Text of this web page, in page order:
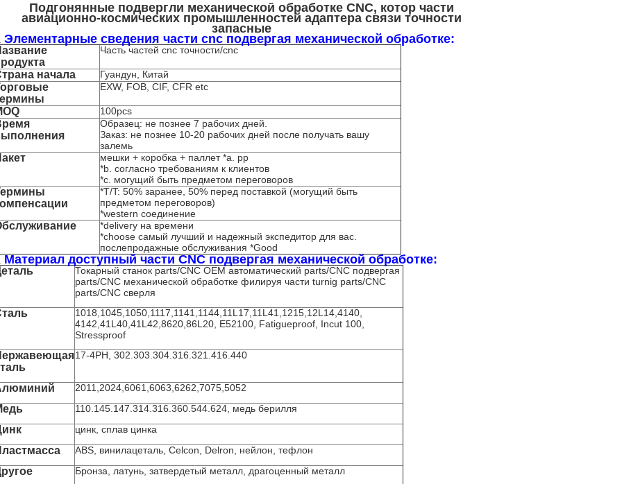
Подгонянные подвергли механической обработке CNC, котор части
авиационно-космических промышленностей адаптера связи точности
запасные
Элементарные сведения части cnc подвергая механической обработке:
Часть частей cnc точности/cnc
начала Гуандун, Китай
EXW, FOB, CIF, CFR etc
100pcs
Образец: не познее 7 рабочих дней.
Заказ: не познее 10-20 рабочих дней после получать вашу
залемь
мешки + коробка + паллет *a. pp
*b. согласно требованиям к клиентов
*c. могущий быть предметом переговоров
*T/T: 50% заранее, 50% перед поставкой (могущий быть
предметом переговоров)
*western соединение
*delivery на времени
*choose самый лучший и надежный экспедитор для вас.
послепродажные обслуживания *Good
Материал доступный части CNC подвергая механической обработке:
Токарный станок parts/CNC OEM автоматический parts/CNC подвергая
parts/CNC механической обработке филируя части turnig parts/CNC
parts/CNC сверля
1018,1045,1050,1117,1141,1144,11L17,11L41,1215,12L14,4140,
4142,41L40,41L42,8620,86L20, E52100, Fatigueproof, Incut 100,
Stressproof
17-4PH, 302.303.304.316.321.416.440
2011,2024,6061,6063,6262,7075,5052
110.145.147.314.316.360.544.624, медь берилля
цинк, сплав цинка
ABS, винилацеталь, Celcon, Delron, нейлон, тефлон
Бронза, латунь, затвердетый металл, драгоценный металл